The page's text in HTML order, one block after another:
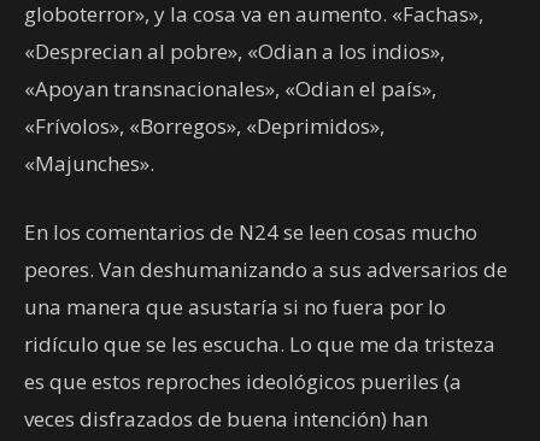
globoterror», y la cosa va en aumento. «Fachas»,
«Desprecian al pobre», «Odian a los indios»,
«Apoyan transnacionales», «Odian el país»,
«Frívolos», «Borregos», «Deprimidos»,
«Majunches».
En los comentarios de N24 se leen cosas mucho
peores. Van deshumanizando a sus adversarios de
una manera que asustaría si no fuera por lo
ridículo que se les escucha. Lo que me da tristeza
es que estos reproches ideológicos pueriles (a
veces disfrazados de buena intención) han